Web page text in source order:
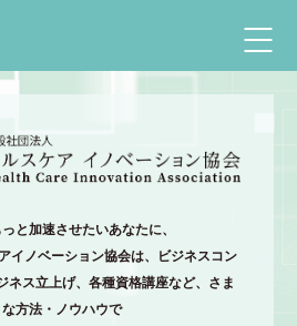
と加速させたいあなたに、
イノベーション協会は、ビジネスコン
ネス立上げ、各種資格講座など、さま
な方法・ノウハウで